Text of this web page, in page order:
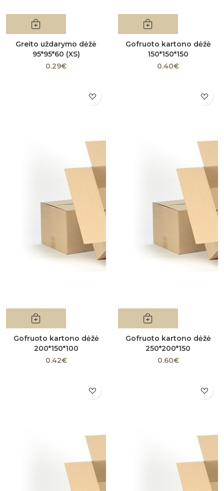
Greito uždarymo dėžė
95*95*60 (XS)
0.29€
Gofruoto kartono dėžė
150*150*150
0.40€
Gofruoto kartono dėžė
200*150*100
0.42€
Gofruoto kartono dėžė
250*200*150
0.60€